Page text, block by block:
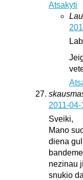
Atsakyti
2011-
Sveiki,
Mano
diena
nezinau
snukio